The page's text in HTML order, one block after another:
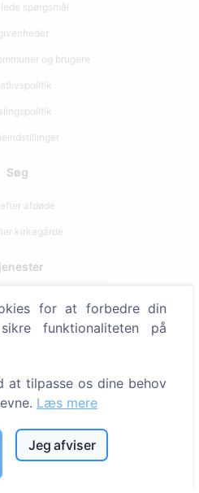
spørgsmål
og brugere
Søg
afdøde
kirkegårde
LV40103618951
i hele Danmark!
for at forbedre din
funktionaliteten på
at tilpasse os dine behov
Læs mere
Jeg afviser